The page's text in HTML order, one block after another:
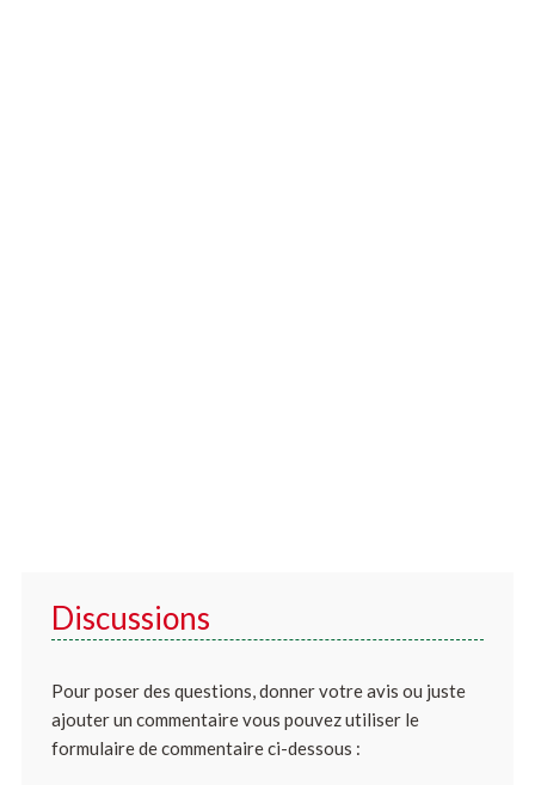
Discussions
Pour poser des questions, donner votre avis ou juste
ajouter un commentaire vous pouvez utiliser le
formulaire de commentaire ci-dessous :